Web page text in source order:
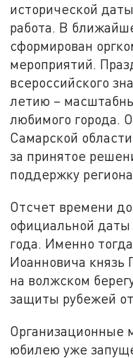
исторической
работа. В
сформирован
мероприятий.
всероссийского
летию –
любимого города.
Самарской
за принятое
поддержку
Отсчет времени
официальной
года. Именно
Иоанновича князь
на волжском
защиты рубежей
Организационные
юбилею уже